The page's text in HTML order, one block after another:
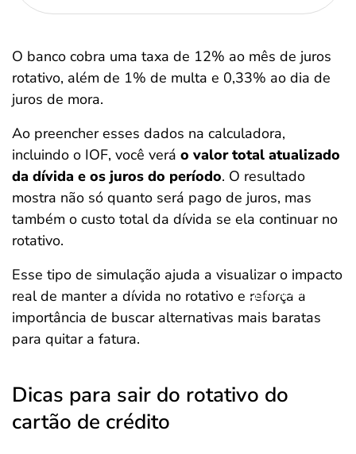
Salvar Ferramenta
O banco cobra uma taxa de 12% ao mês de juros
rotativo, além de 1% de multa e 0,33% ao dia de
juros de mora.
Ao preencher esses dados na calculadora,
incluindo o IOF, você verá o valor total atualizado
da dívida e os juros do período. O resultado
mostra não só quanto será pago de juros, mas
também o custo total da dívida se ela continuar no
rotativo.
Esse tipo de simulação ajuda a visualizar o impacto
real de manter a dívida no rotativo e reforça a
importância de buscar alternativas mais baratas
para quitar a fatura.
Dicas para sair do rotativo do
cartão de crédito